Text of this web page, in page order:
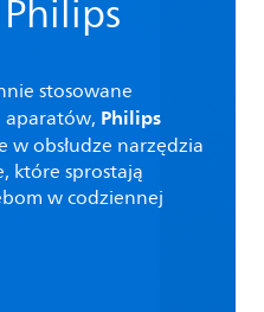
stosowane
Philips
w obsłudze narzędzia
które sprostają
w codziennej